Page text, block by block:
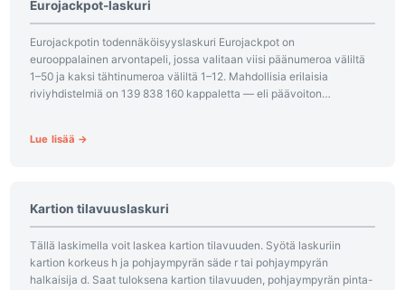
Eurojackpot-laskuri
Eurojackpotin todennäköisyyslaskuri Eurojackpot on
eurooppalainen arvontapeli, jossa valitaan viisi päänumeroa väliltä
1–50 ja kaksi tähtinumeroa väliltä 1–12. Mahdollisia erilaisia
riviyhdistelmiä on 139 838 160 kappaletta — eli päävoiton
Lue lisää →
Kartion tilavuuslaskuri
Tällä laskimella voit laskea kartion tilavuuden. Syötä laskuriin
kartion korkeus h ja pohjaympyrän säde r tai pohjaympyrän
halkaisija d. Saat tuloksena kartion tilavuuden, pohjaympyrän pinta-